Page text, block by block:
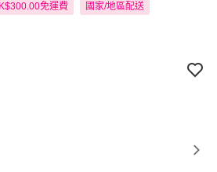
免運費 國家/地區配送